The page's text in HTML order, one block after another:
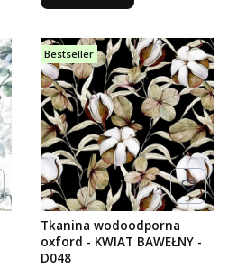
Bestseller
Tkanina wodoodporna
oxford - KWIAT BAWEŁNY -
D048